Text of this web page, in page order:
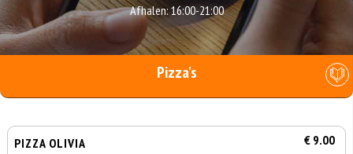
Afhalen:16:00-21:00
Pizza's
PIZZA OLIVIA € 9.00